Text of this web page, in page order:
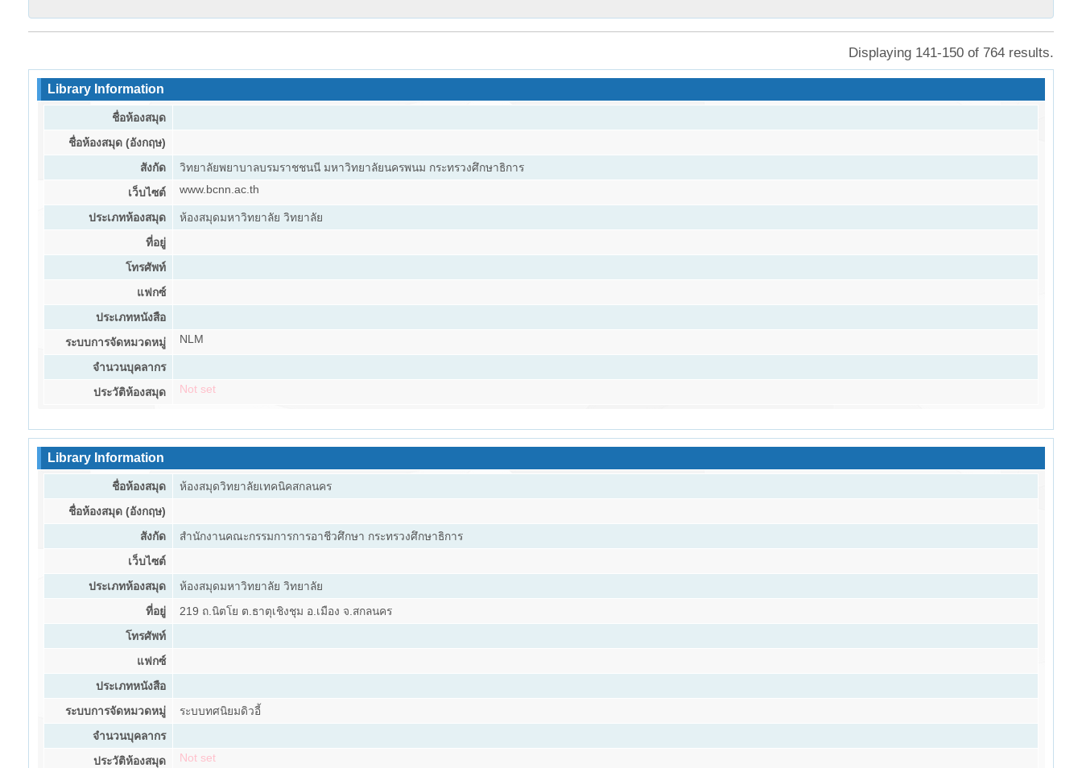
Displaying 141-150 of 764 results.
Library Information
ชื่อห้องสมุด
ชื่อห้องสมุด (อังกฤษ)
สังกัด วิทยาลัยพยาบาลบรมราชชนนี มหาวิทยาลัยนครพนม กระทรวงศึกษาธิการ
เว็บไซต์ www.bcnn.ac.th
ประเภทห้องสมุด ห้องสมุดมหาวิทยาลัย วิทยาลัย
ที่อยู่
โทรศัพท์
แฟกซ์
ประเภทหนังสือ
ระบบการจัดหมวดหมู่ NLM
จำนวนบุคลากร
ประวัติห้องสมุด Not set
Library Information
ชื่อห้องสมุด ห้องสมุดวิทยาลัยเทคนิคสกลนคร
ชื่อห้องสมุด (อังกฤษ)
สังกัด สำนักงานคณะกรรมการการอาชีวศึกษา กระทรวงศึกษาธิการ
เว็บไซต์
ประเภทห้องสมุด ห้องสมุดมหาวิทยาลัย วิทยาลัย
ที่อยู่ 219 ถ.นิตโย ต.ธาตุเชิงชุม อ.เมือง จ.สกลนคร
โทรศัพท์
แฟกซ์
ประเภทหนังสือ
ระบบการจัดหมวดหมู่ ระบบทศนิยมดิวอี้
จำนวนบุคลากร
ประวัติห้องสมุด Not set